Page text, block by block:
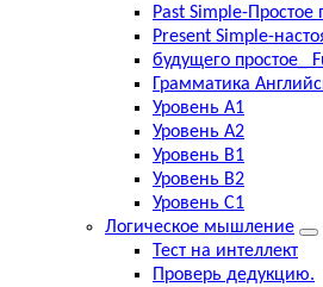
Past Simple-
Present Simple-
будущего простое_
Грамматика
Уровень А1
Уровень А2
Уровень В1
Уровень В2
Уровень С1
Логическое мышление
Тест на интеллект
Проверь дедукцию.